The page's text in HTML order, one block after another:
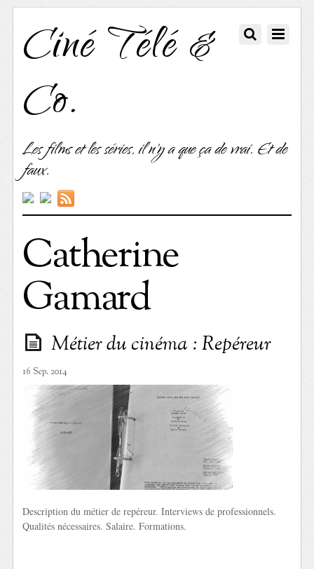
Ciné Télé &
Co.
Les films et les séries, il n'y a que ça de vrai. Et de
faux.
Catherine
Gamard
Métier du cinéma : Repéreur
16 Sep. 2014
Description du métier de repéreur. Interviews de professionnels.
Qualités nécessaires. Salaire. Formations.